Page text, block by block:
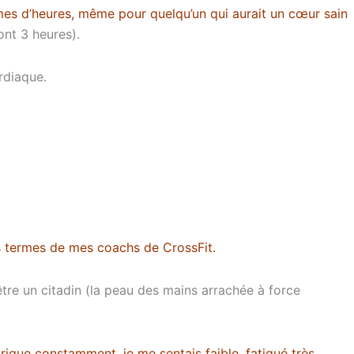
d’heures, même pour quelqu’un qui aurait un cœur sain
3 heures).
de mes coachs de CrossFit.
un citadin (la peau des mains arrachée à force